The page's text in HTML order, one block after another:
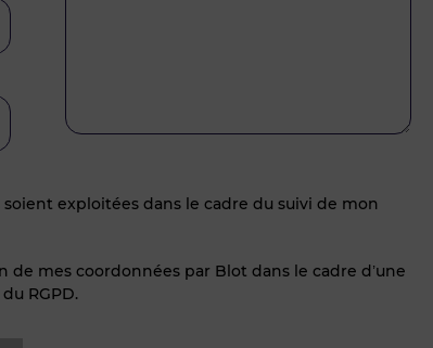
exploitées dans le cadre du suivi de mon
de mes coordonnées par Blot dans le cadre d’une
RGPD.